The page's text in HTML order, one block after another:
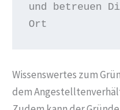
und betreuen
Ort
Wissenswertes zum
dem